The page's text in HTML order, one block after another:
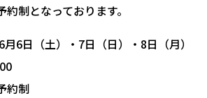
制となっております。
6日（土）・7日（日）・8日（月）
約制